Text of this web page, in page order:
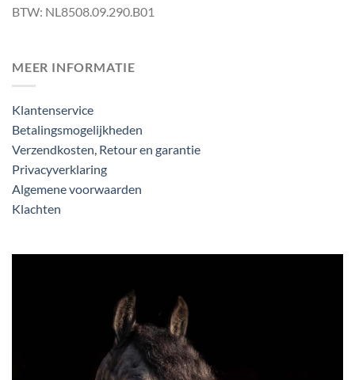
BTW: NL8508.09.290.B01
MEER INFORMATIE
Klantenservice
Betalingsmogelijkheden
Verzendkosten, Retour en garantie
Privacyverklaring
Algemene voorwaarden
Klachten